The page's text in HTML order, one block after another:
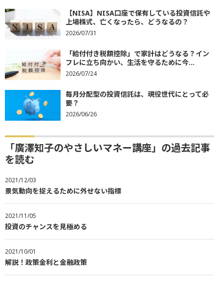
【NISA】NISA口座で保有している投資信託や
上場株式、亡くなったら、どうなるの？
2026/07/31
「給付付き税額控除」で家計はどうなる？イン
フレに立ち向かい、生活を守るために今...
2026/07/24
毎月分配型の投資信託は、現役世代にとって必
要？
2026/06/26
「廣澤知子のやさしいマネー講座」の過去記事
を読む
2021/12/03
景気動向を捉えるために外せない指標
2021/11/05
投資のチャンスを見極める
2021/10/01
解説！政策金利と金融政策